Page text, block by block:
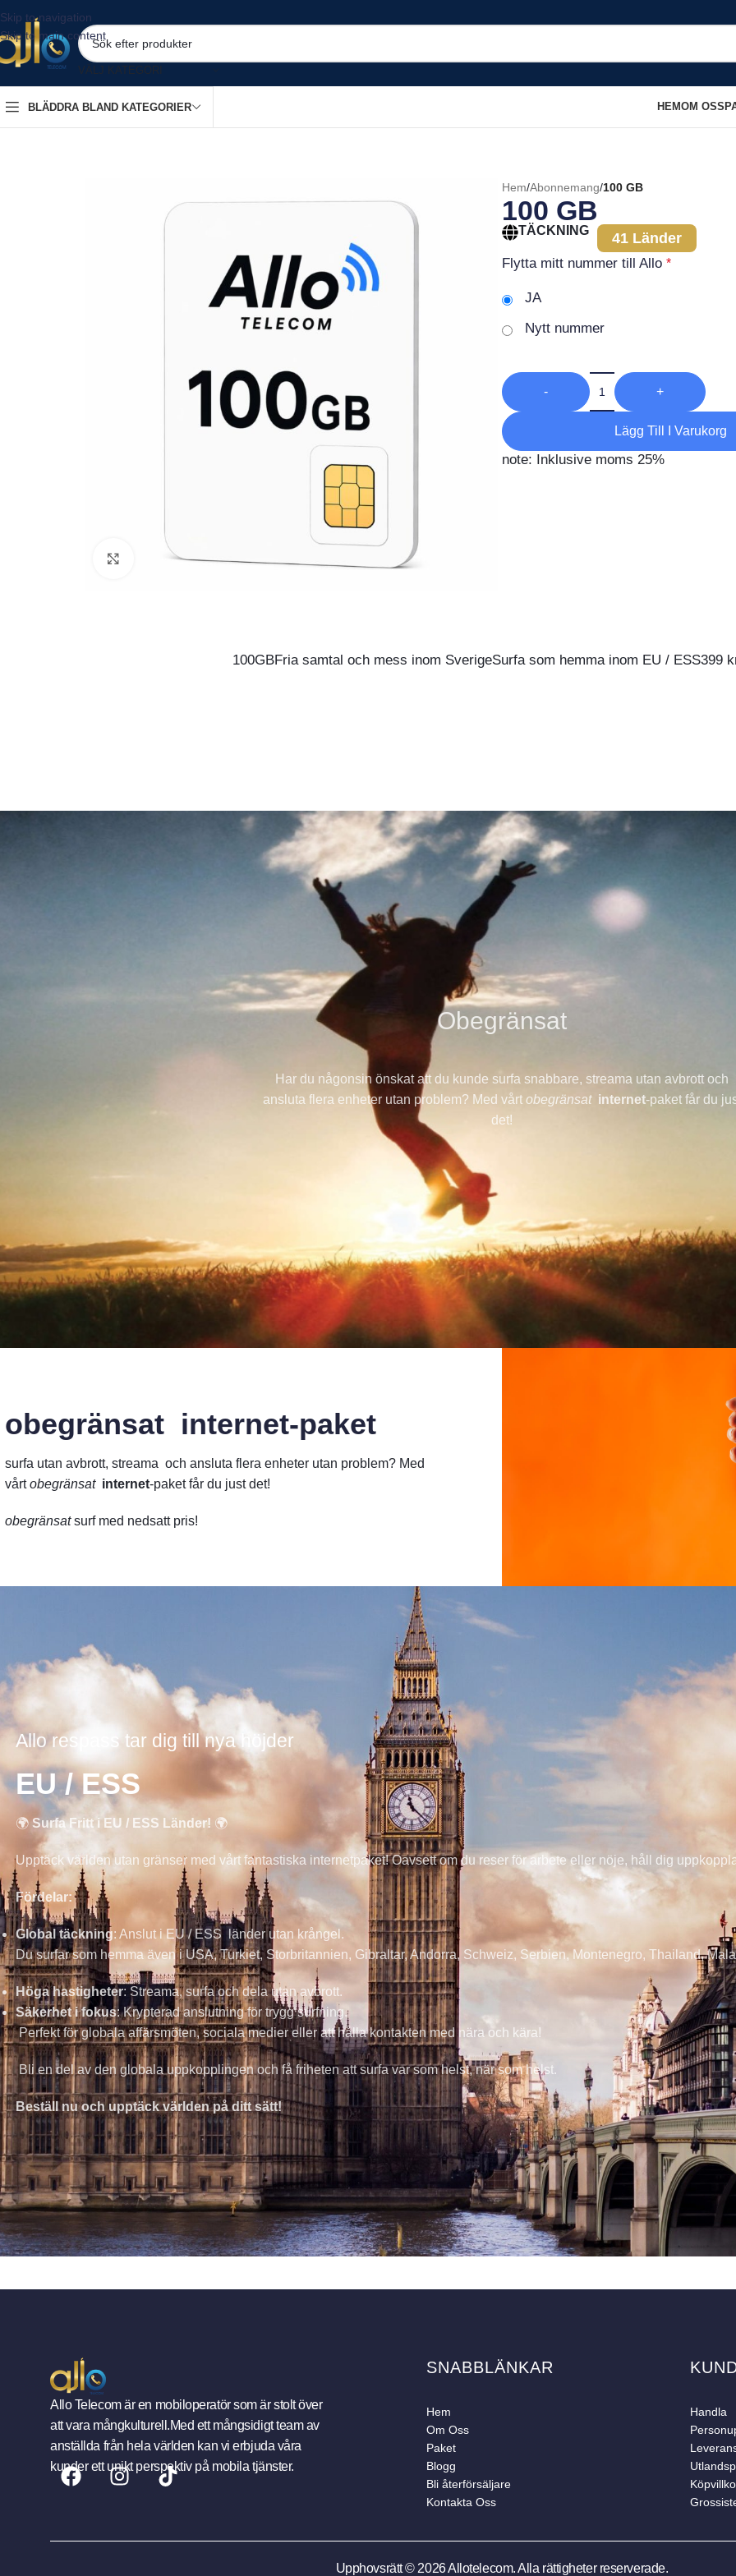
Skip to navigation
Skip to main content
VÄLJ KATEGORI
BLÄDDRA BLAND KATEGORIER HEMOM OSS
Hem/Abonnemang/100 GB
100 GB
TÄCKNING 41 Länder
Flytta mitt nummer till Allo *
JA
Nytt nummer
- +
Lägg Till I Varukorg
note: Inklusive moms 25%
Click to enlarge
100GBFria samtal och mess inom SverigeSurfa som hemma inom EU /
Obegränsat
Har du någonsin önskat att du kunde surfa snabbare, streama utan avbrott och
ansluta flera enheter utan problem? Med vårt obegränsat internet-paket får du
det!
obegränsat internet-paket
surfa utan avbrott, streama och ansluta flera enheter utan problem? Med
vårtobegränsat internet-paket får du just det!
obegränsatsurf med nedsatt pris!
Allo respass tar dig till nya höjder
EU / ESS
🌍Surfa Fritt i EU / ESS Länder! 🌍
Upptäck världen utan gränser med vårt fantastiska internetpaket! Oavsett om du reser för arbete eller nöje, håll dig
Fördelar:
Global täckning: Anslut i EU / ESS länder utan krångel.
Du surfar som hemma även i USA, Turkiet, Storbritannien, Gibraltar, Andorra, Schweiz, Serbien, Montenegro, Thailand,
Höga hastigheter: Streama, surfa och dela utan avbrott.
Säkerhet i fokus: Krypterad anslutning för trygg surfning.
Perfekt för globala affärsmöten, sociala medier eller att hålla kontakten med nära och kära!
Bli en del av den globala uppkopplingen och få friheten att surfa var som helst, när som helst.
Beställ nu och upptäck världen på ditt sätt!
Allo Telecom är en mobiloperatör som är stolt över
att vara mångkulturell.Med ett mångsidigt team av
anställda från hela världen kan vi erbjuda våra
kunder ett unikt perspektiv på mobila tjänster.
SNABBLÄNKAR
Hem
Om Oss
Paket
Blogg
Bli återförsäljare
Kontakta Oss
Handla
Upphovsrätt © 2026 Allotelecom. Alla rättigheter reserverade.